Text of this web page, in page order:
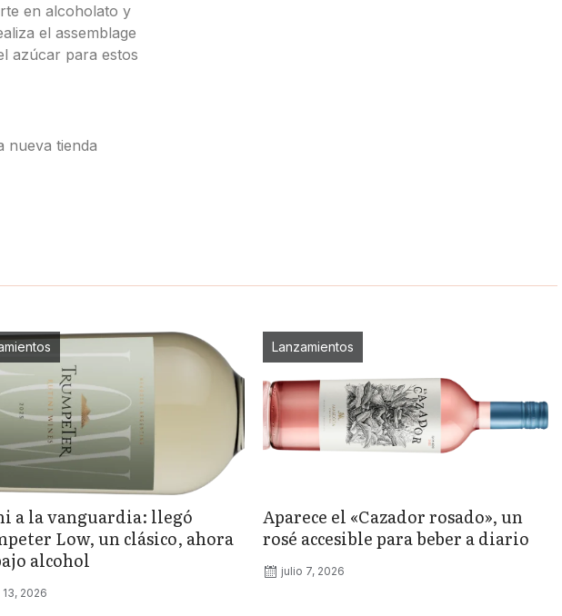
en alcoholato y
el assemblage
azúcar para estos
nueva tienda
a la vanguardia: llegó
Low, un clásico, ahora
alcohol
2026
Lanzamientos
Aparece el «Cazador rosado», un
rosé accesible para beber a diario
julio 7, 2026